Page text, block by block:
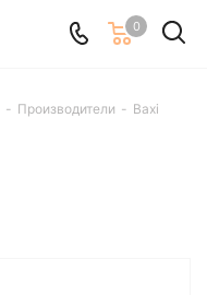
0
- Производители - Baxi